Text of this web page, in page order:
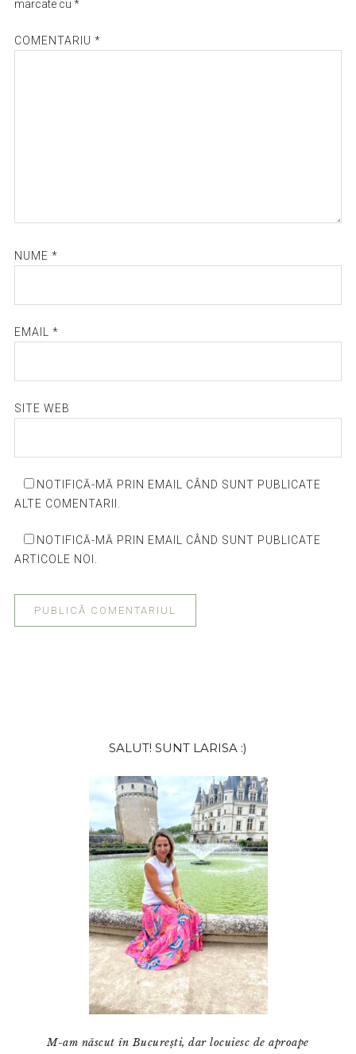
marcate cu *
COMENTARIU *
NUME *
EMAIL *
SITE WEB
NOTIFICĂ-MĂ PRIN EMAIL CÂND SUNT PUBLICATE
ALTE COMENTARII.
NOTIFICĂ-MĂ PRIN EMAIL CÂND SUNT PUBLICATE
ARTICOLE NOI.
principală
SALUT! SUNT LARISA :)
M-am născut în București, dar locuiesc de aproape